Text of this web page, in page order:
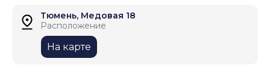
Тюмень, Медовая 18
Расположение
На карте